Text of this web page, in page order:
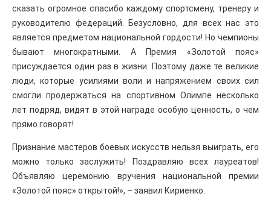
сказать огромное спасибо каждому спортсмену, тренеру и
руководителю федераций. Безусловно, для всех нас это
является предметом национальной гордости! Но чемпионы
бывают многократными. А Премия «Золотой пояс»
присуждается один раз в жизни. Поэтому даже те великие
люди, которые усилиями воли и напряжением своих сил
смогли продержаться на спортивном Олимпе несколько
лет подряд, видят в этой награде особую ценность, о чем
прямо говорят!
Признание мастеров боевых искусств нельзя выиграть, его
можно только заслужить! Поздравляю всех лауреатов!
Объявляю церемонию вручения национальной премии
«Золотой пояс» открытой!», – заявил Кириенко.